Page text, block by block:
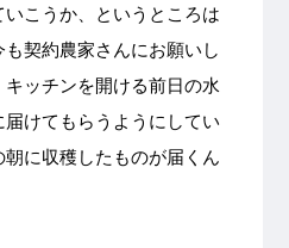
こうか、というところは
契約農家さんにお願いし
ッチンを開ける前日の水
けてもらうようにしてい
に収穫したものが届くん